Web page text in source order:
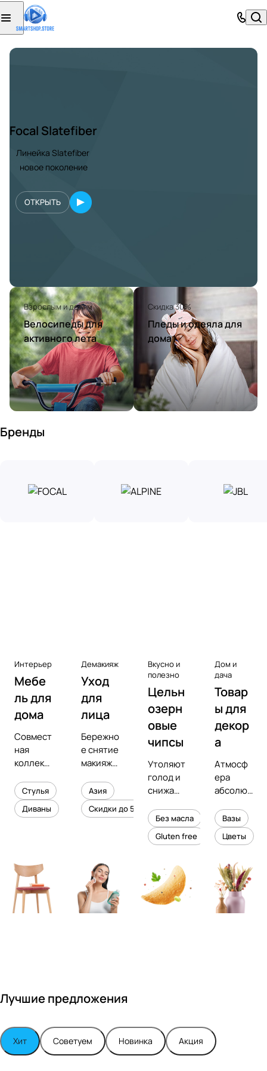
Focal Slatefiber
Линейка Slatefiber
новое поколение
ОТКРЫТЬ
Взрослым и детям
Велосипеды для
активного лета
Скидка 30%
Пледы и одеяла для
дома
Бренды
Интерьер
Мебе
ль для
дома
Совмест
ная
коллекц
предмет
ным
дизайне
Турским
Стулья
Диваны
Демакияж
Уход
для
лица
Бережно
е снятие
макияжа
увлажне
ние
кожи
Азия
Скидки до 50%
Вкусно и
полезно
Цельн
озерн
овые
чипсы
Утоляют
голод и
снижают
холесте
рина
Без масла
Gluten free
Дом и
дача
Товар
ы для
декор
а
Атмосф
ера
абсолют
уюта в
вашем
интерье
Вазы
Цветы
Лучшие предложения
Хит Советуем Новинка Акция